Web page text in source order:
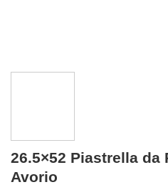
26.5×52 Piastrella da
Avorio